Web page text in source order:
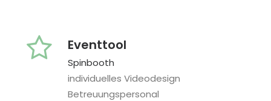
Eventtool
Spinbooth
individuelles Videodesign
Betreuungspersonal